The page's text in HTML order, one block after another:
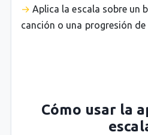
Aplica la escala sobre un
canción o una progresión de
Cómo usar la